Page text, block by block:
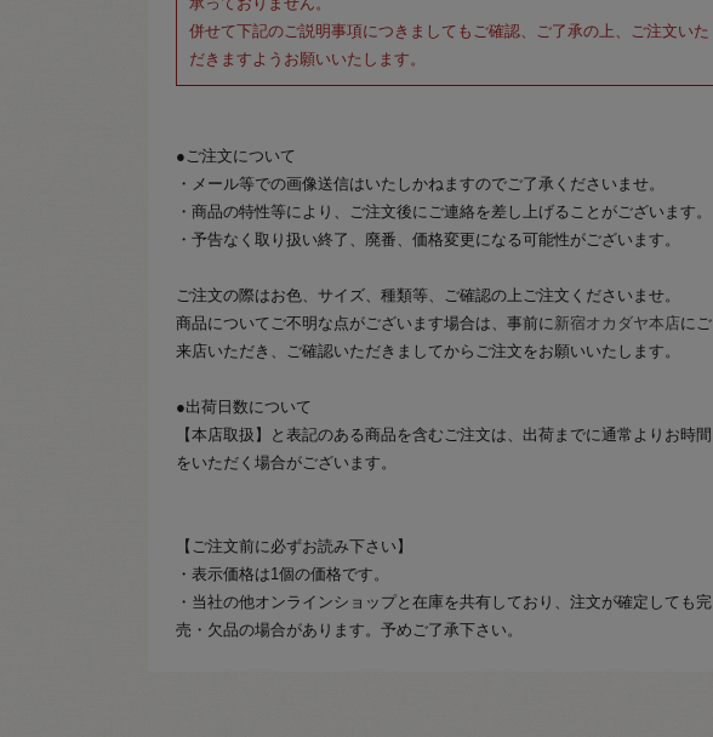
併せて下記のご説明事項につきましてもご確認、ご了承の上、ご注文いた
だきますようお願いいたします。
●ご注文について
・メール等での画像送信はいたしかねますのでご了承くださいませ。
・商品の特性等により、ご注文後にご連絡を差し上げることがございます。
・予告なく取り扱い終了、廃番、価格変更になる可能性がございます。
ご注文の際はお色、サイズ、種類等、ご確認の上ご注文くださいませ。
商品についてご不明な点がございます場合は、事前に 新宿オカダヤ本店にご
来店いただき、ご確認いただきましてからご注文をお願いいたします。
●出荷日数について
【本店取扱】と表記のある商品を含むご注文は、出荷までに通常よりお時間
をいただく場合がございます。
【ご注文前に必ずお読み下さい】
・表示価格は1個の価格です。
・当社の他オンラインショップと在庫を共有しており、注文が確定しても完
売・欠品の場合があります。予めご了承下さい。